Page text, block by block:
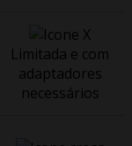
Limitada e com
adaptadores
necessários